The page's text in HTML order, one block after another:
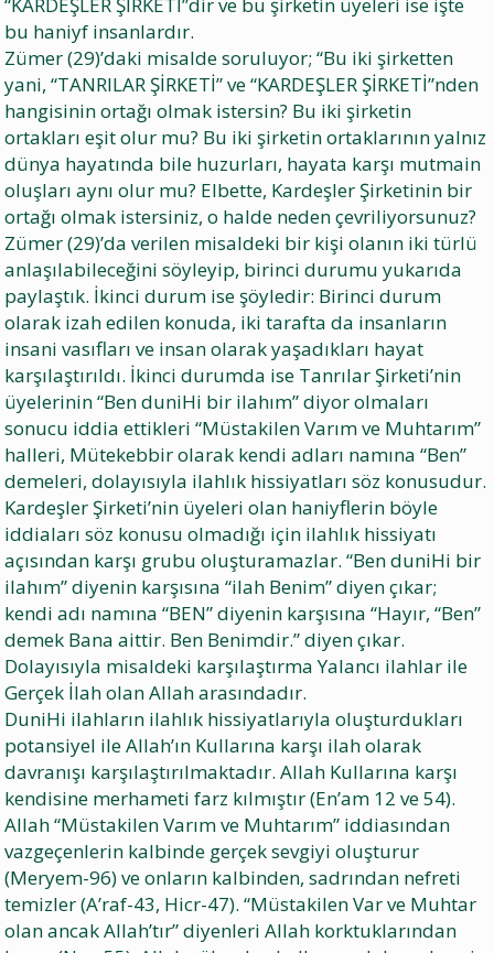
bu haniyf insanlardır.
Zümer (29)’daki misalde soruluyor; “Bu iki şirketten
yani, “TANRILAR ŞİRKETİ” ve “KARDEŞLER ŞİRKETİ”nden
hangisinin ortağı olmak istersin? Bu iki şirketin
ortakları eşit olur mu? Bu iki şirketin ortaklarının yalnız
dünya hayatında bile huzurları, hayata karşı mutmain
oluşları aynı olur mu? Elbette, Kardeşler Şirketinin bir
ortağı olmak istersiniz, o halde neden çevriliyorsunuz?
Zümer (29)’da verilen misaldeki bir kişi olanın iki türlü
anlaşılabileceğini söyleyip, birinci durumu yukarıda
paylaştık. İkinci durum ise şöyledir: Birinci durum
olarak izah edilen konuda, iki tarafta da insanların
insani vasıfları ve insan olarak yaşadıkları hayat
karşılaştırıldı. İkinci durumda ise Tanrılar Şirketi’nin
üyelerinin “Ben duniHi bir ilahım” diyor olmaları
sonucu iddia ettikleri “Müstakilen Varım ve Muhtarım”
halleri, Mütekebbir olarak kendi adları namına “Ben”
demeleri, dolayısıyla ilahlık hissiyatları söz konusudur.
Kardeşler Şirketi’nin üyeleri olan haniyflerin böyle
iddiaları söz konusu olmadığı için ilahlık hissiyatı
açısından karşı grubu oluşturamazlar. “Ben duniHi bir
ilahım” diyenin karşısına “ilah Benim” diyen çıkar;
kendi adı namına “BEN” diyenin karşısına “Hayır, “Ben”
demek Bana aittir. Ben Benimdir.” diyen çıkar.
Dolayısıyla misaldeki karşılaştırma Yalancı ilahlar ile
Gerçek İlah olan Allah arasındadır.
DuniHi ilahların ilahlık hissiyatlarıyla oluşturdukları
potansiyel ile Allah’ın Kullarına karşı ilah olarak
davranışı karşılaştırılmaktadır. Allah Kullarına karşı
kendisine merhameti farz kılmıştır (En’am 12 ve 54).
Allah “Müstakilen Varım ve Muhtarım” iddiasından
vazgeçenlerin kalbinde gerçek sevgiyi oluşturur
(Meryem-96) ve onların kalbinden, sadrından nefreti
temizler (A’raf-43, Hicr-47). “Müstakilen Var ve Muhtar
olan ancak Allah’tır” diyenleri Allah korktuklarından